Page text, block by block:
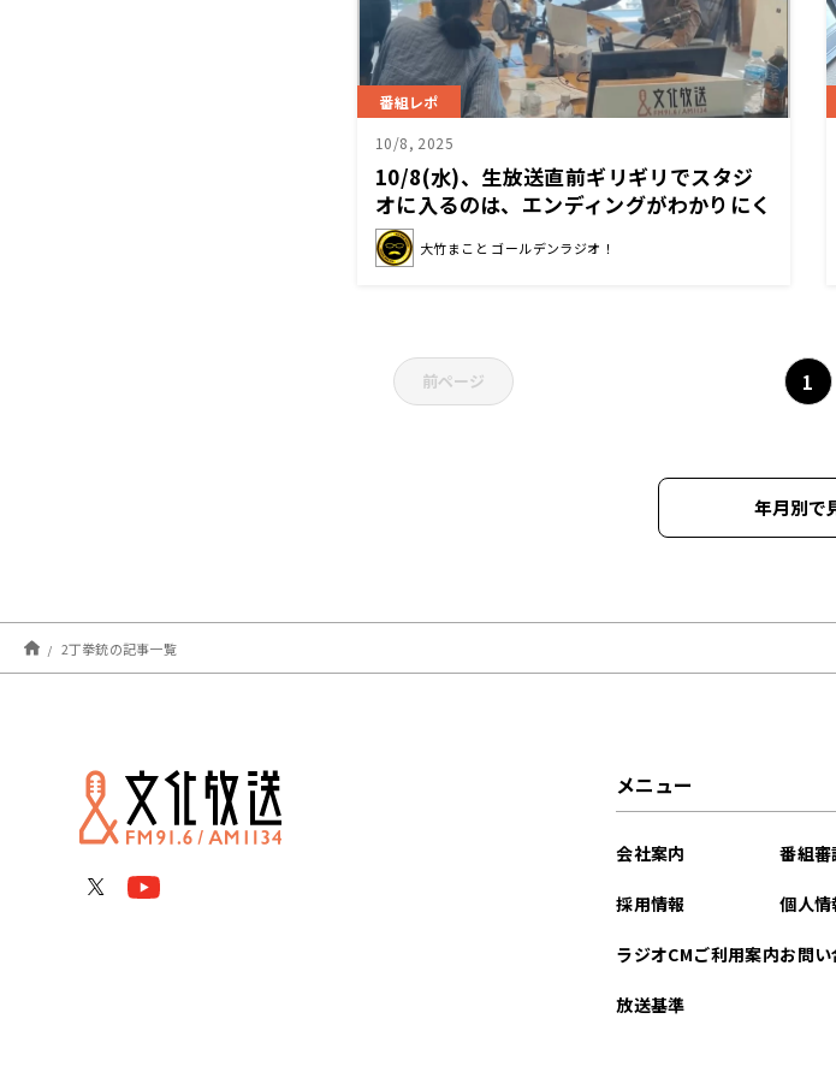
番組レポ
10/8, 2025
10/8(水)、生放送直前ギリギリでスタジ
オに入るのは、エンディングがわかりにく
いラジマガのせい！？武田砂鉄さんを呼
び出して直接クレーム！？
大竹まこと ゴールデンラジオ！
前ページ 1
年月別で
2丁拳銃の記事一覧
メニュー
会社案内
採用情報
ラジオCMご利用案内
放送基準
番組
個人情
お問